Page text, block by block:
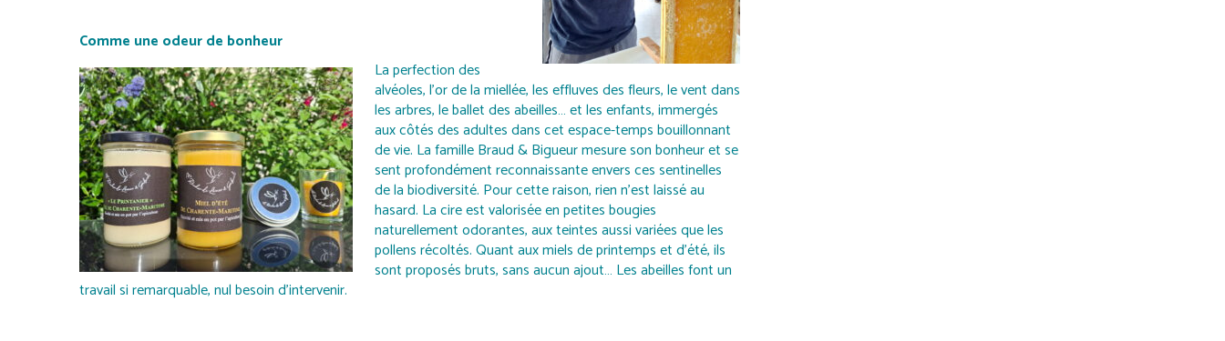
Comme une odeur de bonheur
La perfection des
alvéoles, l’or de la miellée, les effluves des fleurs, le vent dans
les arbres, le ballet des abeilles… et les enfants, immergés
aux côtés des adultes dans cet espace-temps bouillonnant
de vie. La famille Braud & Bigueur mesure son bonheur et se
sent profondément reconnaissante envers ces sentinelles
de la biodiversité. Pour cette raison, rien n’est laissé au
hasard. La cire est valorisée en petites bougies
naturellement odorantes, aux teintes aussi variées que les
pollens récoltés. Quant aux miels de printemps et d’été, ils
sont proposés bruts, sans aucun ajout… Les abeilles font un
travail si remarquable, nul besoin d’intervenir.